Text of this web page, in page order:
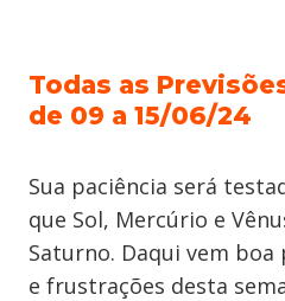
Todas as
de 09 a 15/06/24
Sua paciência será
que Sol, Mercúrio e
Saturno. Daqui vem
e frustrações desta